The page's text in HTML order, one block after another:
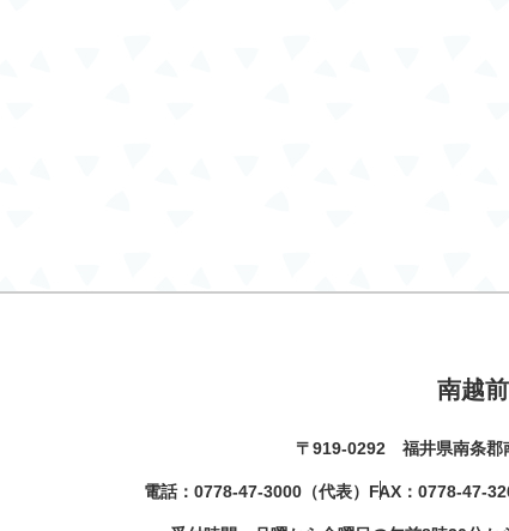
南越
〒919-0292 福井県南条郡
電話： 0778-47-3000 （代表） FAX：0778-47-